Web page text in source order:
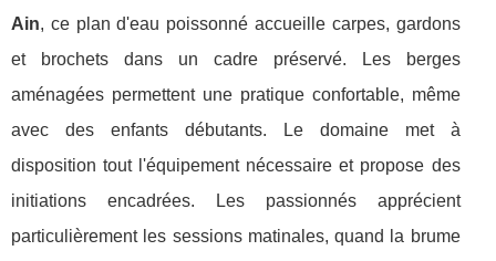
Ain, ce plan d'eau poissonné accueille carpes, gardons
et brochets dans un cadre préservé. Les berges
aménagées permettent une pratique confortable, même
avec des enfants débutants. Le domaine met à
disposition tout l'équipement nécessaire et propose des
initiations encadrées. Les passionnés apprécient
particulièrement les sessions matinales, quand la brume